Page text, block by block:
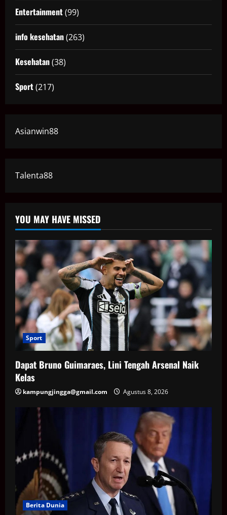
Entertainment(99)
info kesehatan(263)
Kesehatan(38)
Sport(217)
Asianwin88
Talenta88
YOU MAY HAVE MISSED
Sport
Dapat Bruno Guimaraes, Lini Tengah Arsenal Naik
Kelas
kampungjingga@gmail.com Agustus 8, 2026
Berita Dunia